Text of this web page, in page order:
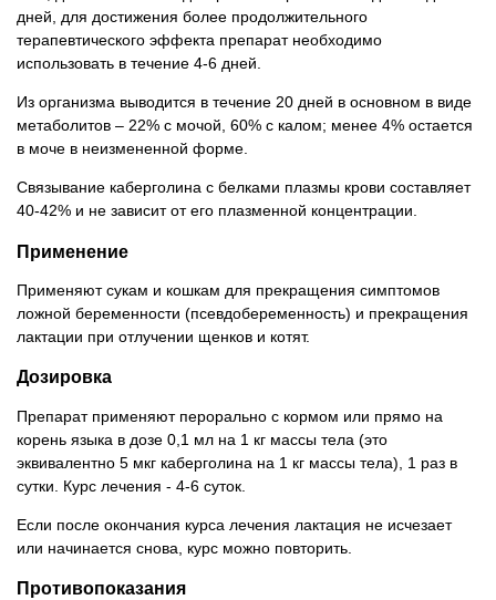
дней, для достижения более продолжительного
терапевтического эффекта препарат необходимо
использовать в течение 4-6 дней.
Из организма выводится в течение 20 дней в основном в виде
метаболитов – 22% с мочой, 60% с калом; менее 4% остается
в моче в неизмененной форме.
Связывание каберголина с белками плазмы крови составляет
40-42% и не зависит от его плазменной концентрации.
Применение
Применяют сукам и кошкам для прекращения симптомов
ложной беременности (псевдобеременность) и прекращения
лактации при отлучении щенков и котят.
Дозировка
Препарат применяют перорально с кормом или прямо на
корень языка в дозе 0,1 мл на 1 кг массы тела (это
эквивалентно 5 мкг каберголина на 1 кг массы тела), 1 раз в
сутки. Курс лечения - 4-6 суток.
Если после окончания курса лечения лактация не исчезает
или начинается снова, курс можно повторить.
Противопоказания